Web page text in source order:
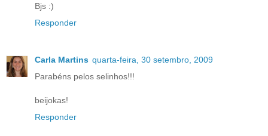
Bjs :)
Responder
Carla Martins quarta-feira, 30 setembro, 2009
Parabéns pelos selinhos!!!
beijokas!
Responder